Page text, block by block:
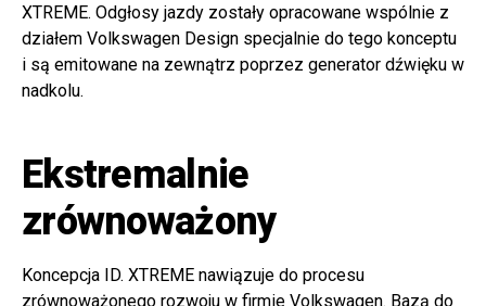
XTREME. Odgłosy jazdy zostały opracowane wspólnie z
działem Volkswagen Design specjalnie do tego konceptu
i są emitowane na zewnątrz poprzez generator dźwięku w
nadkolu.
Ekstremalnie
zrównoważony
Koncepcja ID. XTREME nawiązuje do procesu
zrównoważonego rozwoju w firmie Volkswagen. Bazą do